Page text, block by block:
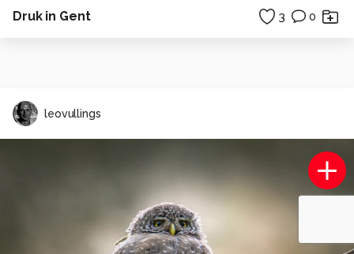
Druk in Gent 3 0
leovullings